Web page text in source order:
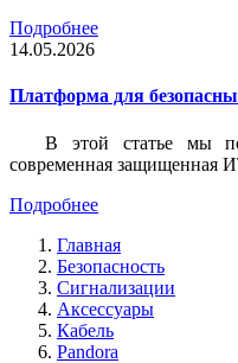
Подробнее
14.05.2026
Платформа для
В этой статье мы
современная защищенная
Подробнее
Главная
Безопасность
Сигнализации
Аксессуары
Кабель
Pandora